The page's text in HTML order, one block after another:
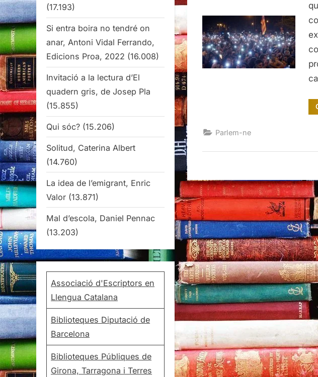
Parlem-ne
(17.193)
Si entra boira no tendré on
anar, Antoni Vidal Ferrando,
Edicions Proa, 2022 (16.008)
Invitació a la lectura d’El
quadern gris, de Josep Pla
(15.855)
Qui sóc? (15.206)
Solitud, Caterina Albert
(14.760)
La idea de l’emigrant, Enric
Valor (13.871)
Mal d’escola, Daniel Pennac
(13.203)
Associació d'Escriptors en
Llengua Catalana
Biblioteques Diputació de
Barcelona
Biblioteques Públiques de
Girona, Tarragona i Terres